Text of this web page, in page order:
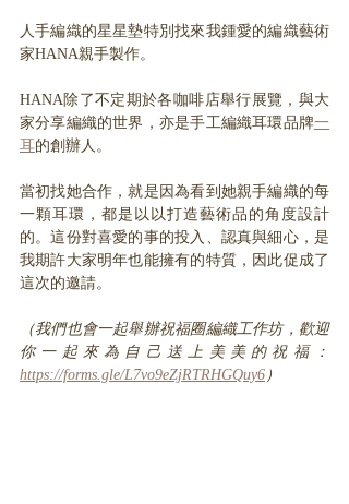
人手編織的星星墊特別找來我鍾愛的編織藝術
家HANA親手製作。
HANA除了不定期於各咖啡店舉行展覽，與大
家分享編織的世界，亦是手工編織耳環品牌一
耳的創辦人。
當初找她合作，就是因為看到她親手編織的每
一顆耳環，都是以以打造藝術品的角度設計
的。這份對喜愛的事的投入、認真與細心，是
我期許大家明年也能擁有的特質，因此促成了
這次的邀請。
（我們也會一起舉辦祝福圈編織工作坊，歡迎
https://forms.gle/L7vo9eZjRTRHGQuy6 ）